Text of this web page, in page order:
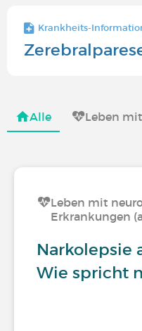
Krankheits-
Alle Leben
Leben mit
Erkrankungen
Narkolepsie
Wie spricht